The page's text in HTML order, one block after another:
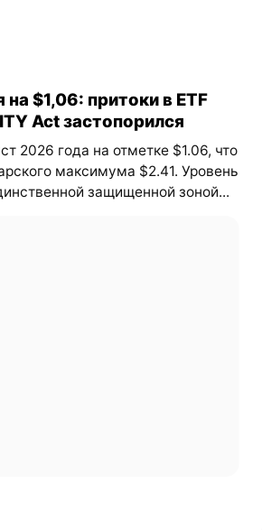
$1,06: притоки в ETF
Act застопорился
2026 года на отметке $1.06, что
максимума $2.41. Уровень
защищенной зоной...